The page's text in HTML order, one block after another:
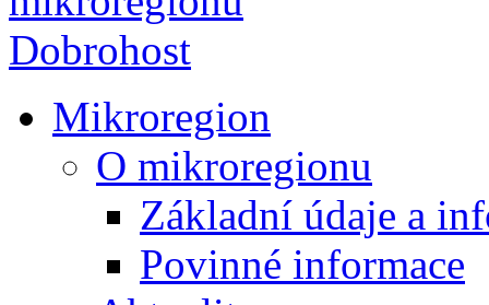
Mikroregion
O mikroregionu
Základní údaje a
Povinné informace